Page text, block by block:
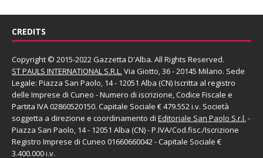
CREDITS
Copyright © 2015-2022 Gazzetta D'Alba. All Rights Reserved.
ST PAULS INTERNATIONAL S.R.L. Via Giotto, 36 - 20145 Milano. Sede
Legale: Piazza San Paolo, 14 - 12051 Alba (CN) Iscritta al registro
delle Imprese di Cuneo - Numero di iscrizione, Codice Fiscale e
Partita IVA 02860520150. Capitale Sociale € 479.552 i.v. Società
soggetta a direzione e coordinamento di Editoriale San Paolo S.r.l. -
Piazza San Paolo, 14 - 12051 Alba (CN) - P.IVA/Cod.fisc./Iscrizione
Registro Imprese di Cuneo 01660660042 - Capitale Sociale €
3.400.000 i.v.